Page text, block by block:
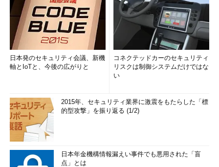
日本発のセキュリティ会議、新機
軸とIoTと、今後の広がりと
コネクテッドカーのセキュリティ
リスクは制御システムだけではな
い
2015年、セキュリティ業界に激震をもたらした「標
的型攻撃」を振り返る (1/2)
日本年金機構情報漏えい事件でも悪用された「盲
点」とは